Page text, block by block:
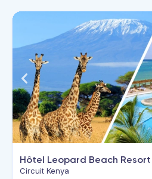
Hôtel Leopard Beach Resort
Circuit Kenya